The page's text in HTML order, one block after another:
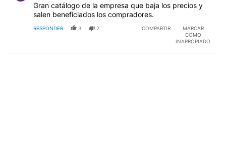
Gran catálogo de la empresa que baja los precios y
salen beneficiados los compradores.
RESPONDER 3 2 COMPARTIR
MARCAR
COMO
INAPROPIADO